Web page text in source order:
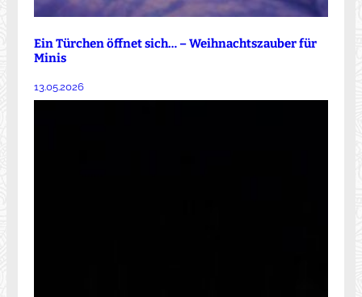
Ein Türchen öffnet sich… – Weihnachtszauber für
Minis
13.05.2026